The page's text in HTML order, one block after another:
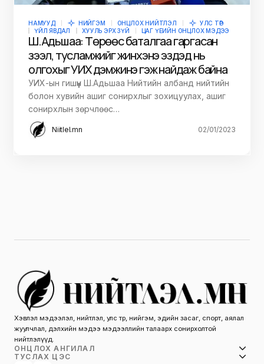
НАМУУД НИЙГЭМ ОНЦЛОХ НИЙТЛЭЛ
УЛС ТӨР
ҮЙЛ ЯВДАЛ
ХУУЛЬ ЭРХ ЗҮЙ ЦАГ ҮЕИЙН ОНЦЛОХ МЭДЭЭ
Ш.Адьшаа: Төрөөс баталгаа гаргасан
зээл, тусламжийг жинхэнэ эздэд нь
олгохыг УИХ дэмжинэ гэж найдаж байна
УИХ-ын гишүүн Ш.Адьшаа Нийтийн албанд нийтийн
болон хувийн ашиг сонирхлыг зохицуулах, ашиг
сонирхлын зөрчлөөс…
Niitlel.mn 02/01/2023
Хэвлэл мэдээлэл, нийтлэл, улс төр, нийгэм, эдийн засаг, спорт, аялал
жуулчлал, дэлхийн мэдээ мэдээллийн талаарх сонирхолтой
нийтлэлүүд.
ОНЦЛОХ АНГИЛАЛ
ТУСЛАХ ЦЭС